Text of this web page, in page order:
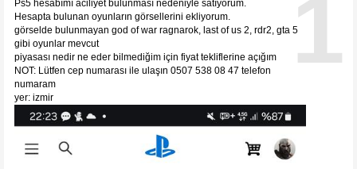
1
Ps5 hesabımı aciliyet bulunması nedeniyle satıyorum.
Hesapta bulunan oyunların görsellerini ekliyorum.
görselde bulunmayan god of war ragnarok, last of us 2, rdr2, gta 5
gibi oyunlar mevcut
piyasası nedir ne eder bilmediğim için fiyat tekliflerine açığım
NOT: Lütfen cep numarası ile ulaşın 0507 538 08 47 telefon
numaram
yer: izmir